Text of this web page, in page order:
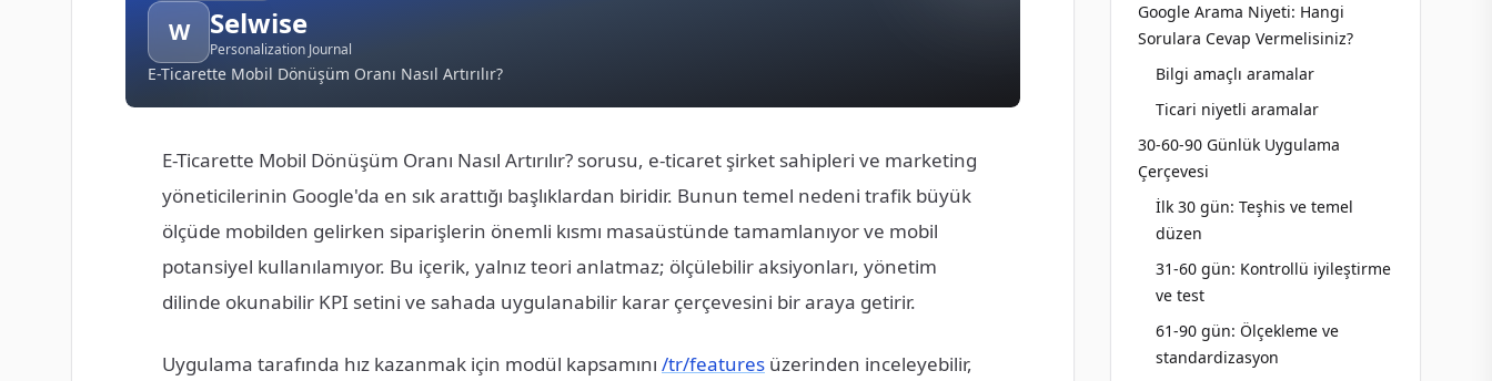
W Selwise
Personalization Journal
E-Ticarette Mobil Dönüşüm Oranı Nasıl Artırılır?
E-Ticarette Mobil Dönüşüm Oranı Nasıl Artırılır? sorusu, e-ticaret şirket sahipleri ve marketing
yöneticilerinin Google'da en sık arattığı başlıklardan biridir. Bunun temel nedeni trafik büyük
ölçüde mobilden gelirken siparişlerin önemli kısmı masaüstünde tamamlanıyor ve mobil
potansiyel kullanılamıyor. Bu içerik, yalnız teori anlatmaz; ölçülebilir aksiyonları, yönetim
dilinde okunabilir KPI setini ve sahada uygulanabilir karar çerçevesini bir araya getirir.
Uygulama tarafında hız kazanmak için modül kapsamını /tr/features üzerinden inceleyebilir,
Google Arama Niyeti: Hangi
Sorulara Cevap Vermelisiniz?
Bilgi amaçlı aramalar
Ticari niyetli aramalar
30-60-90 Günlük Uygulama
Çerçevesi
İlk 30 gün: Teşhis ve temel
düzen
31-60 gün: Kontrollü iyileştirme
ve test
61-90 gün: Ölçekleme ve
standardizasyon